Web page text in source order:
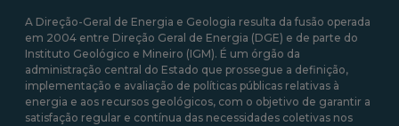
A Direção-Geral de Energia e Geologia resulta da fusão operada
em 2004 entre Direção Geral de Energia (DGE) e de parte do
Instituto Geológico e Mineiro (IGM). É um órgão da
administração central do Estado que prossegue a definição,
implementação e avaliação de políticas públicas relativas à
energia e aos recursos geológicos, com o objetivo de garantir a
satisfação regular e contínua das necessidades coletivas nos